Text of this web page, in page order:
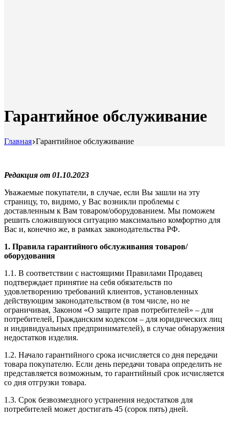
Гарантийное обслуживание
Главная Гарантийное обслуживание
Редакция от 01.10.2023
Уважаемые покупатели, в случае, если Вы зашли на эту
страницу, то, видимо, у Вас возникли проблемы с
доставленным к Вам товаром/оборудованием. Мы поможем
решить сложившуюся ситуацию максимально комфортно для
Вас и, конечно же, в рамках законодательства РФ.
1. Правила гарантийного обслуживания товаров/
оборудования
1.1. В соответствии с настоящими Правилами Продавец
подтверждает принятие на себя обязательств по
удовлетворению требований клиентов, установленных
действующим законодательством (в том числе, но не
ограничивая, Законом «О защите прав потребителей» – для
потребителей, Гражданским кодексом – для юридических лиц
и индивидуальных предпринимателей), в случае обнаружения
недостатков изделия.
1.2. Начало гарантийного срока исчисляется со дня передачи
товара покупателю. Если день передачи товара определить не
представляется возможным, то гарантийный срок исчисляется
со дня отгрузки товара.
1.3. Срок безвозмездного устранения недостатков для
потребителей может достигать 45 (сорок пять) дней.